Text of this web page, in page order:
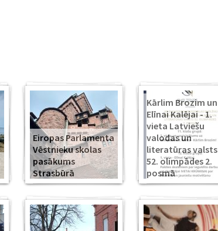
Eiropas Parlamenta
Vēstnieku skolas
pasākums
Strasbūrā
Kārlim Brozim un
Elīnai Kalējai - 1.
vieta Latviešu
valodas un
literatūras valsts
52. olimpādes 2.
posmā